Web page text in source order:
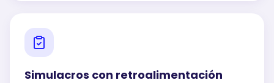
Simulacros con retroalimentación